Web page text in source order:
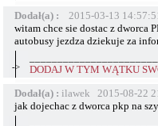
Dodał(a) :
2015-03-13
witam chce sie dostac z dworca
autobusy jezdza dziekuje za
->
DODAJ W TYM WĄTKU
Dodał(a) : ilawek 2015-08-22
jak dojechac z dworca pkp na